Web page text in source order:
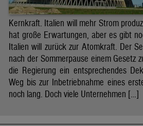
Kernkraft. Italien will mehr Strom
hat große Erwartungen, aber es gibt
Italien will zurück zur Atomkraft. Der
nach der Sommerpause einem Gesetz
die Regierung ein entsprechendes
Weg bis zur Inbetriebnahme eines
noch lang. Doch viele Unternehmen […]